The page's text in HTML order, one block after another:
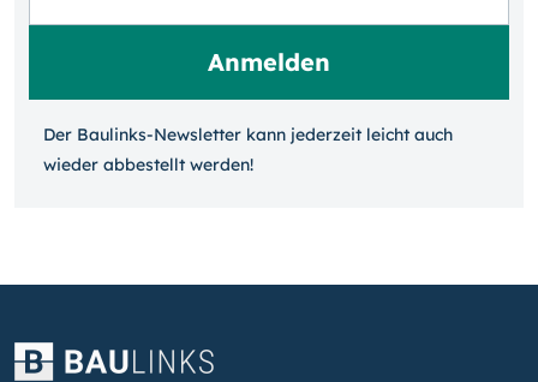
Der Baulinks-Newsletter kann jeder­zeit leicht auch
wieder ab­bestellt werden!